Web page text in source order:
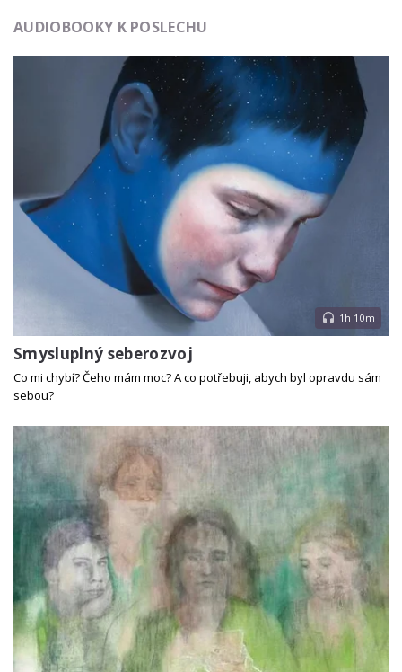
AUDIOBOOKY K POSLECHU
1h 10m
Smysluplný seberozvoj
Co mi chybí? Čeho mám moc? A co potřebuji, abych byl opravdu sám
sebou?